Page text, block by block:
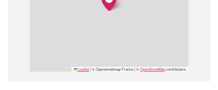
Leaflet|© Openstreetmap France | ©OpenStreetMapcontributors